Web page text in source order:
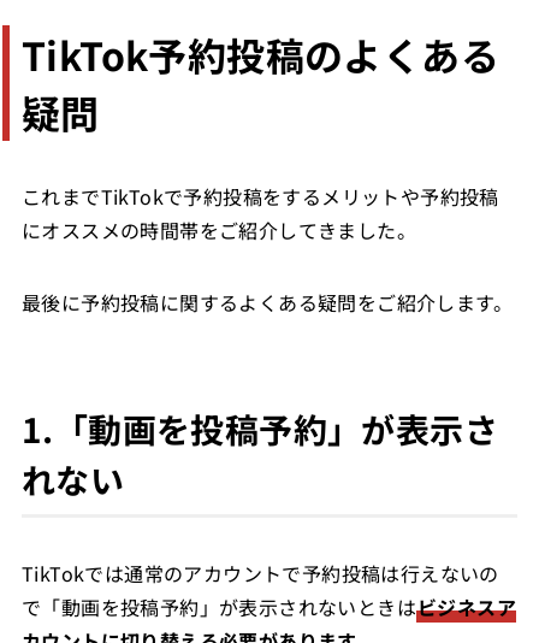
TikTok予約投稿のよくある
疑問
これまでTikTokで予約投稿をするメリットや予約投稿
にオススメの時間帯をご紹介してきました。
最後に予約投稿に関するよくある疑問をご紹介します。
1.「動画を投稿予約」が表示さ
れない
TikTokでは通常のアカウントで予約投稿は行えないの
で「動画を投稿予約」が表示されないときはビジネスア